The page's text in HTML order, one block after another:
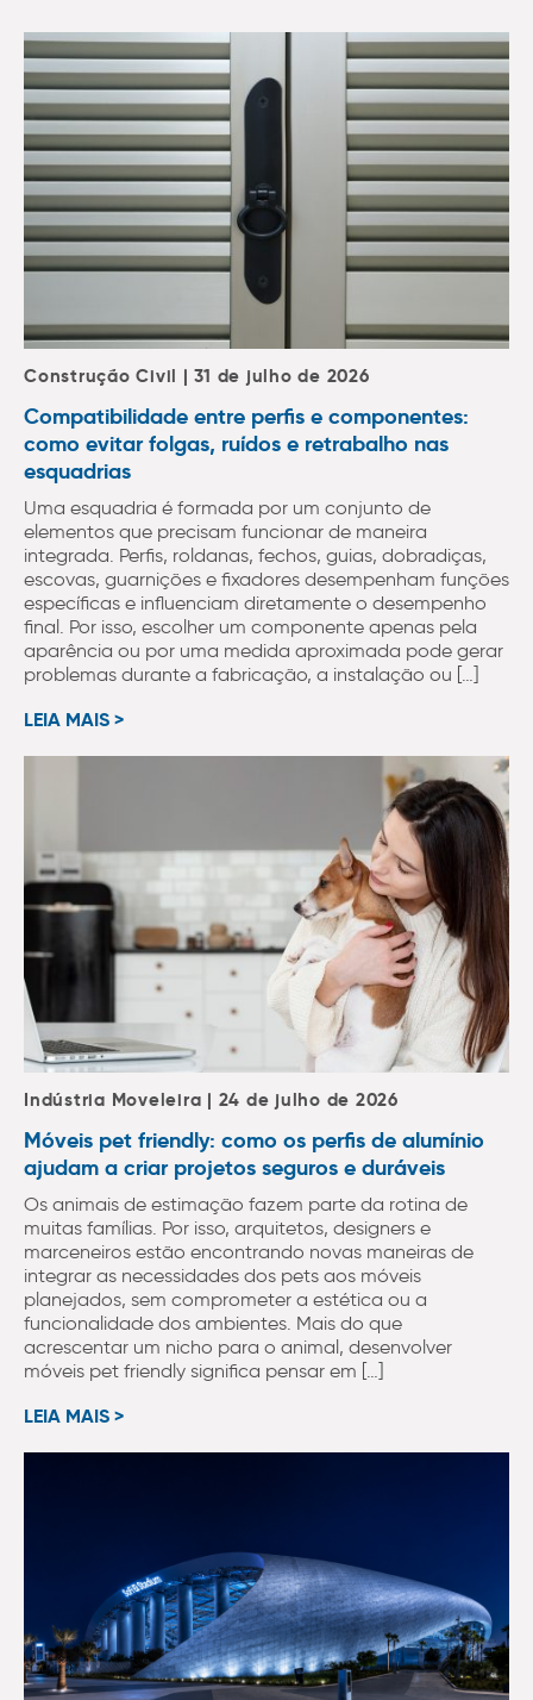
Construção Civil | 31 de julho de 2026
Compatibilidade entre perfis e componentes:
como evitar folgas, ruídos e retrabalho nas
esquadrias
Uma esquadria é formada por um conjunto de
elementos que precisam funcionar de maneira
integrada. Perfis, roldanas, fechos, guias, dobradiças,
escovas, guarnições e fixadores desempenham funções
específicas e influenciam diretamente o desempenho
final. Por isso, escolher um componente apenas pela
aparência ou por uma medida aproximada pode gerar
problemas durante a fabricação, a instalação ou […]
LEIA MAIS >
Indústria Moveleira | 24 de julho de 2026
Móveis pet friendly: como os perfis de alumínio
ajudam a criar projetos seguros e duráveis
Os animais de estimação fazem parte da rotina de
muitas famílias. Por isso, arquitetos, designers e
marceneiros estão encontrando novas maneiras de
integrar as necessidades dos pets aos móveis
planejados, sem comprometer a estética ou a
funcionalidade dos ambientes. Mais do que
acrescentar um nicho para o animal, desenvolver
móveis pet friendly significa pensar em […]
LEIA MAIS >